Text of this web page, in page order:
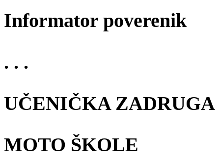
Informator poverenik
. . .
UČENIČKA ZADRUGA
MOTO ŠKOLE